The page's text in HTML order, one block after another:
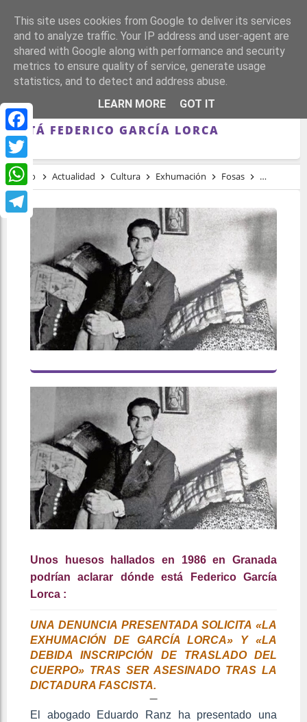
Facebook
Twitter
WhatsApp
UNOS HUESOS HALLADOS EN 1986 EN
GRANADA PODRÍAN ACLARAR DÓNDE
ESTÁ FEDERICO GARCÍA LORCA
Inicio Actualidad Cultura Exhumación Fosas Memoria
Unos huesos hallados en 1986 en Granada
podrían aclarar dónde está Federico García
Lorca :
UNA DENUNCIA PRESENTADA SOLICITA «LA
EXHUMACIÓN DE GARCÍA LORCA» Y «LA
DEBIDA INSCRIPCIÓN DE TRASLADO DEL
CUERPO» TRAS SER ASESINADO TRAS LA
DICTADURA FASCISTA.
El abogado Eduardo Ranz ha presentado una
This site uses cookies from Google to deliver its services
and to analyze traffic. Your IP address and user-agent are
shared with Google along with performance and security
metrics to ensure quality of service, generate usage
statistics, and to detect and address abuse.
LEARN MORE
GOT IT